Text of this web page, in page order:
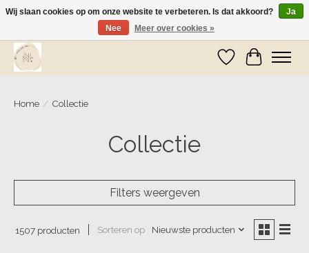
Wij zijn op vakantie! Vanaf zaterdag 9 mei worden er weer pakketjes verzonden
Verlanglijst
Home / Collectie
Collectie
Filters weergeven
1507 producten Sorteren op Nieuwste producten
Wij slaan cookies op om onze website te verbeteren. Is dat akkoord?
Ja
Nee
Meer over cookies »